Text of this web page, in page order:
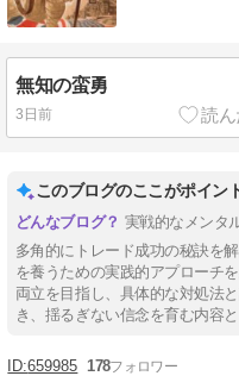
無知の蛮勇
3日前
このブログのここがポイン
実戦的なメンタ
多角的にトレード成功の秘訣を
を養うための実践的アプローチ
両立を目指し、具体的な対処法
き、揺るぎない信念を育む内容と
659985 178